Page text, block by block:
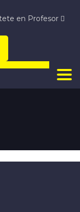
en Profesor